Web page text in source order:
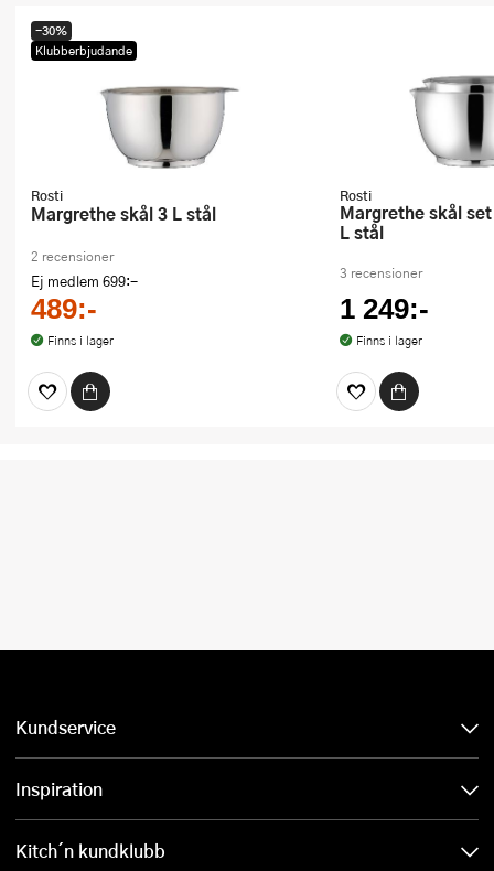
Rosti
Margrethe skål 3 L stål
2 recensioner
Ej medlem 699:-
489:-
Finns i lager
-30%
Klubberbjudande
Rosti
Margrethe skål set 2 delar 1,5 + 3
L stål
3 recensioner
1 249:-
Finns i lager
Kundservice
Inspiration
Kitch´n kundklubb